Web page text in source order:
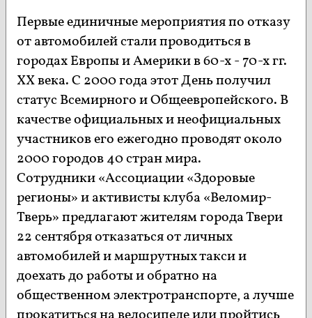
Первые единичные мероприятия по отказу
от автомобилей стали проводиться в
городах Европы и Америки в 60-х - 70-х гг.
XX века. С 2000 года этот День получил
статус Всемирного и Общеевропейского. В
качестве официальных и неофициальных
участников его ежегодно проводят около
2000 городов 40 стран мира.
Сотрудники «Ассоциации «Здоровые
регионы» и активисты клуба «Веломир-
Тверь» предлагают жителям города Твери
22 сентября отказаться от личных
автомобилей и маршрутных такси и
доехать до работы и обратно на
общественном электротранспорте, а лучше